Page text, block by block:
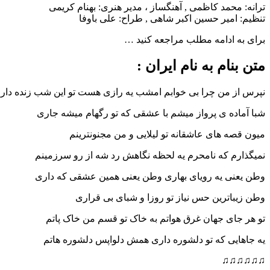
ترانه: محمد کاظمی , آهنگساز ، مدیر هنری: بهنام کریمی
تنظیم: امیر حسین اکبر شاهی , طراح: علی باوفا
برای به ادامه مطلب مراجعه کنید …
متن بنام به نام ایران :
نپرس از من چرا بی خوابم امشب یه رازی هست تو این شب زنده
شبا آماده ی پرواز میشم با عشقی که تو رگهام میشه جاری
میون قصه های عاشقانه تو لیلایی و من مجنونترینم
نمیگذارم که نامحرم یه لحظه نگاهش رد شه از رو سرزمینم
وطن یعنی یه رویای بهاری وطن یعنی همین عشقی که داری
وطن زیباترین حس نیاز تو روزا و شبای بی قراری
تو هر جای جهان غرق هواتم به خاک تو قسم من خاک پاتم
یه جاهایی که تو دلشوره داری همش دلواپس دلشوره هاتم
♫♫♫♫♫♫